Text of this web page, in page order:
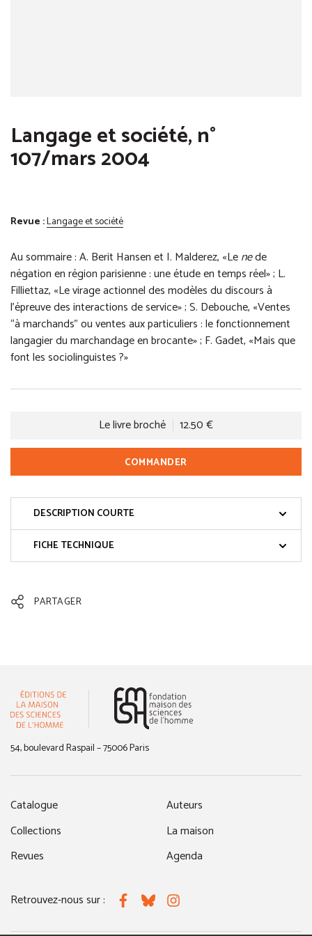
Langage et société, n°
107/mars 2004
Revue :Langage et société
Au sommaire : A. Berit Hansen et I. Malderez, «Lenede
négation en région parisienne : une étude en temps réel» ; L.
Filliettaz, «Le virage actionnel des modèles du discours à
l’épreuve des interactions de service» ; S. Debouche, «Ventes
“à marchands” ou ventes aux particuliers : le fonctionnement
langagier du marchandage en brocante» ; F. Gadet, «Mais que
font les sociolinguistes ?»
Le livre broché 12.50 €
COMMANDER
DESCRIPTION COURTE
FICHE TECHNIQUE
PARTAGER
54, boulevard Raspail – 75006 Paris
Catalogue
Collections
Revues
Auteurs
La maison
Agenda
Retrouvez-nous sur : FacebookBlueskyInstagram